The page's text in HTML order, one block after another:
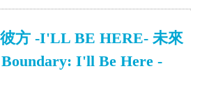
方 -I'LL BE HERE- 未來
I'll Be Here -